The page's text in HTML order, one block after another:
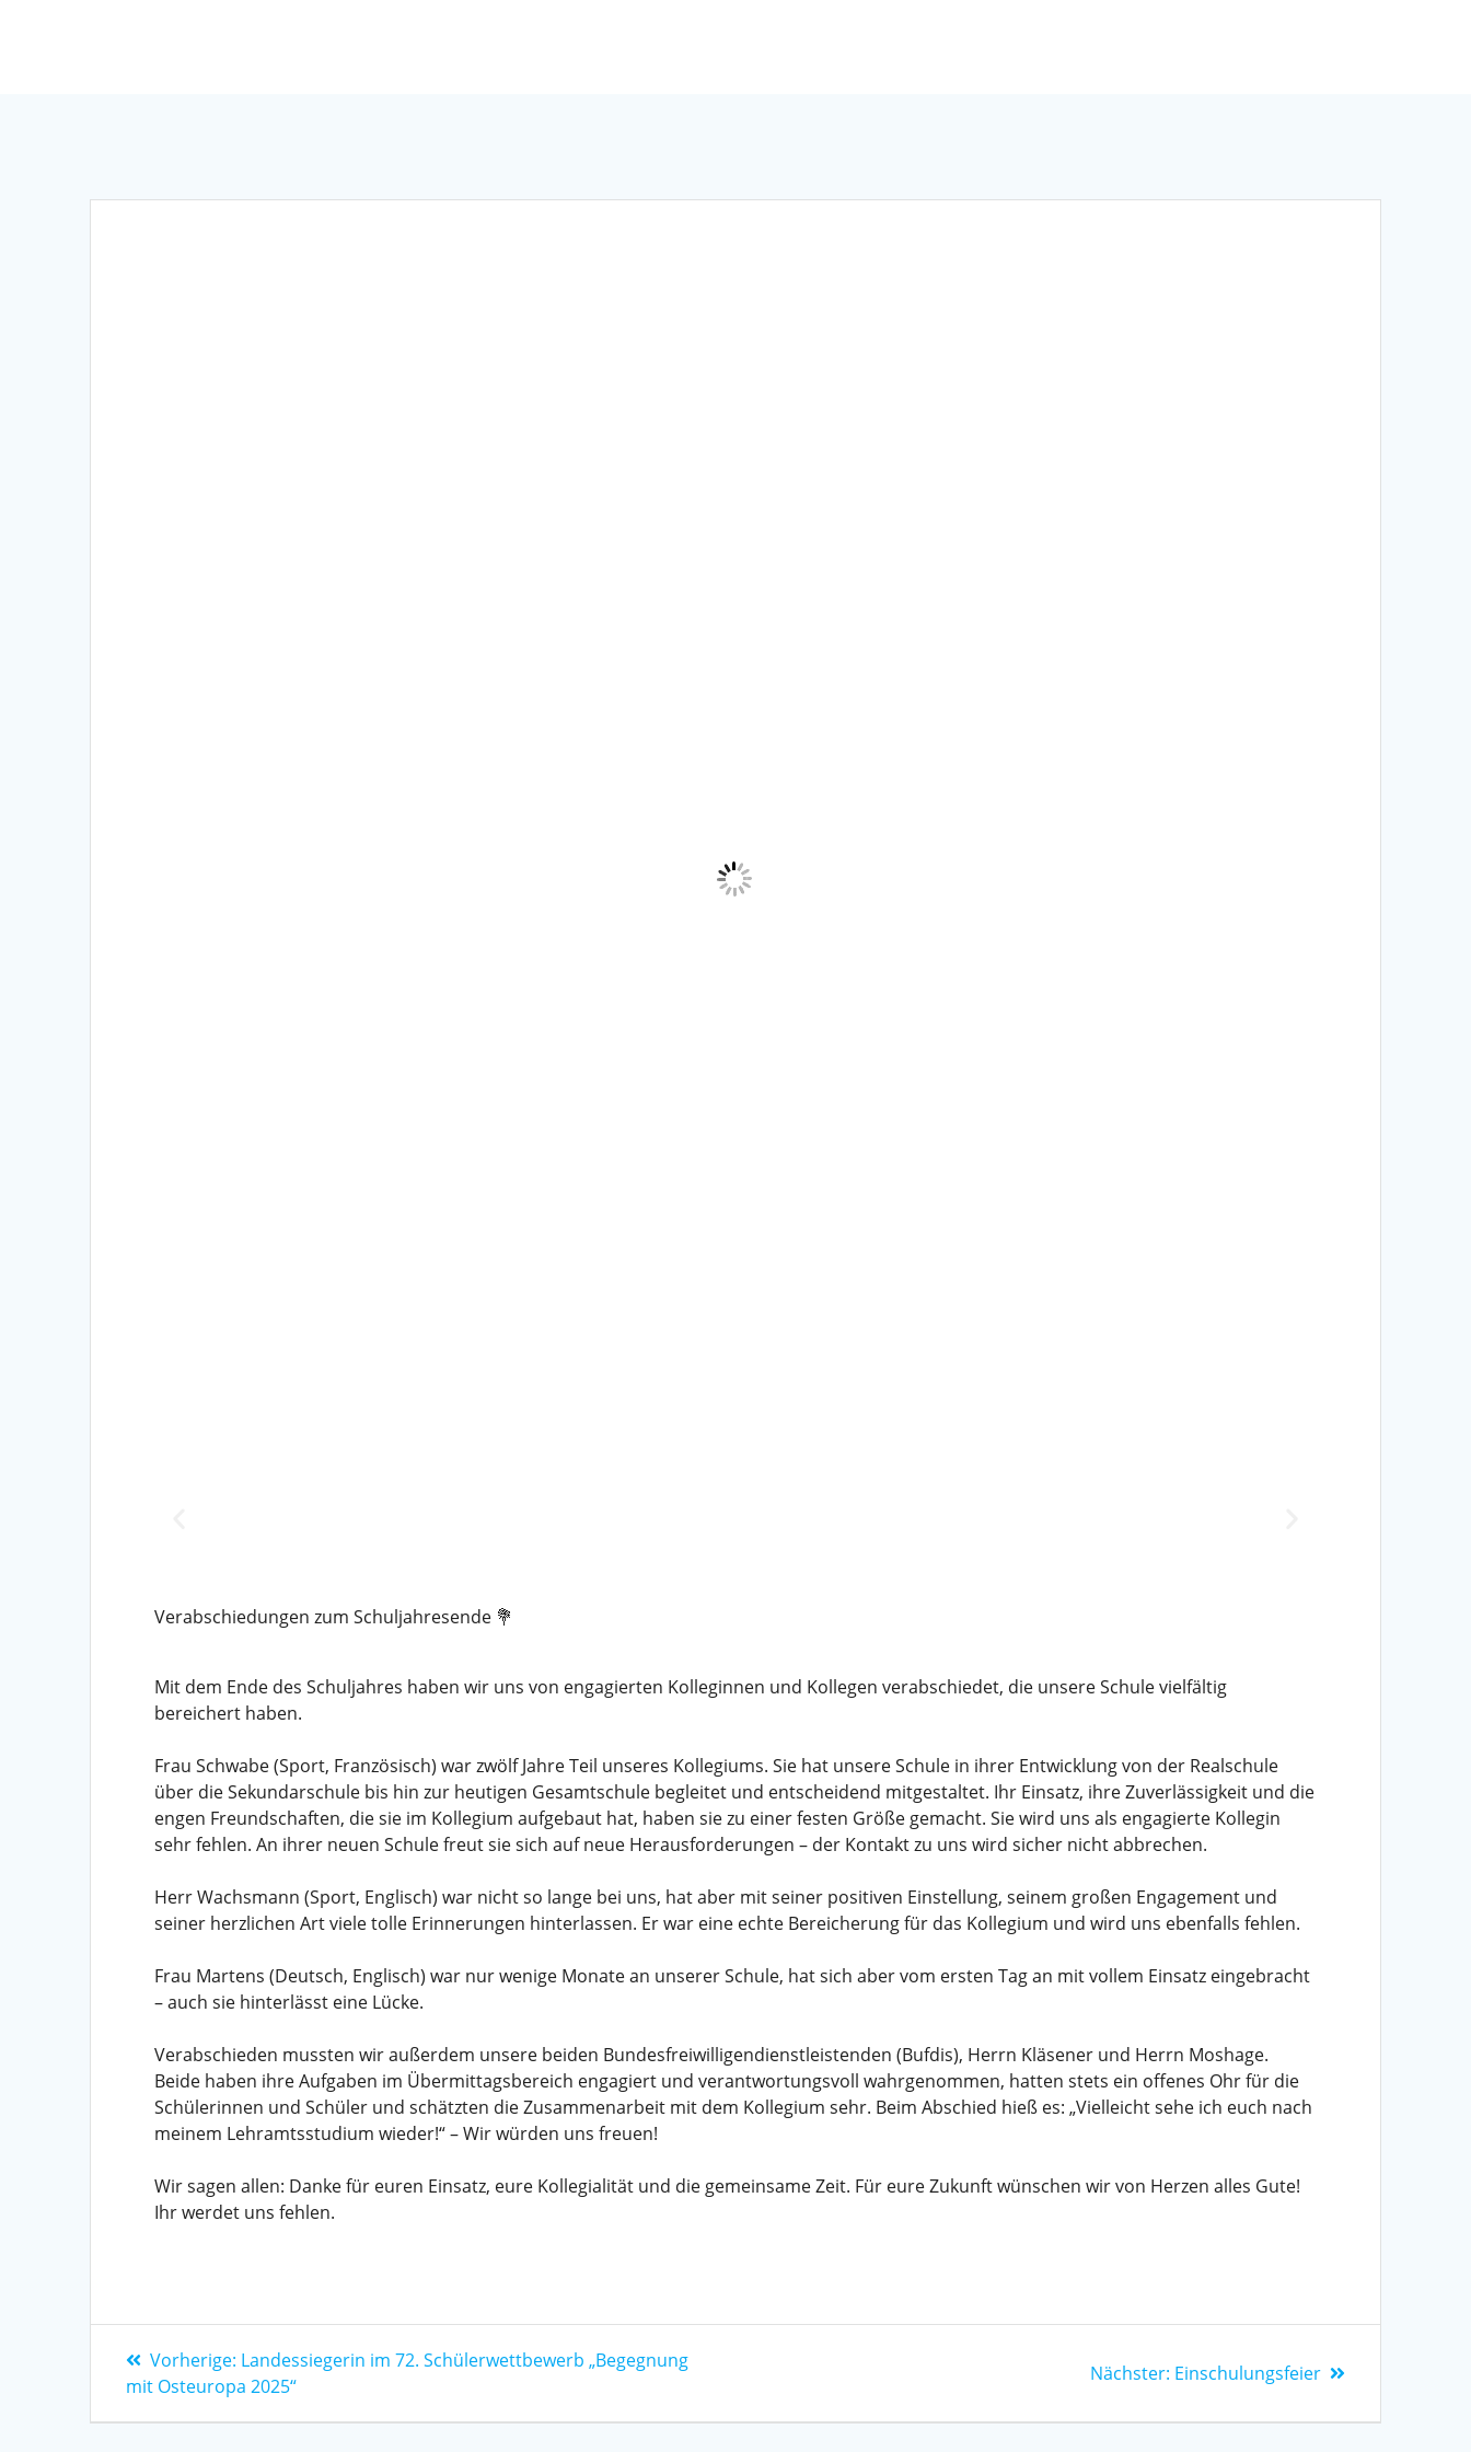
Verabschiedungen zum Schuljahresende 💐
Mit dem Ende des Schuljahres haben wir uns von engagierten Kolleginnen und Kollegen verabschiedet, die unsere Schule vielfältig
bereichert haben.
Frau Schwabe (Sport, Französisch) war zwölf Jahre Teil unseres Kollegiums. Sie hat unsere Schule in ihrer Entwicklung von der Realschule
über die Sekundarschule bis hin zur heutigen Gesamtschule begleitet und entscheidend mitgestaltet. Ihr Einsatz, ihre Zuverlässigkeit und die
engen Freundschaften, die sie im Kollegium aufgebaut hat, haben sie zu einer festen Größe gemacht. Sie wird uns als engagierte Kollegin
sehr fehlen. An ihrer neuen Schule freut sie sich auf neue Herausforderungen – der Kontakt zu uns wird sicher nicht abbrechen.
Herr Wachsmann (Sport, Englisch) war nicht so lange bei uns, hat aber mit seiner positiven Einstellung, seinem großen Engagement und
seiner herzlichen Art viele tolle Erinnerungen hinterlassen. Er war eine echte Bereicherung für das Kollegium und wird uns ebenfalls fehlen.
Frau Martens (Deutsch, Englisch) war nur wenige Monate an unserer Schule, hat sich aber vom ersten Tag an mit vollem Einsatz eingebracht
– auch sie hinterlässt eine Lücke.
Verabschieden mussten wir außerdem unsere beiden Bundesfreiwilligendienstleistenden (Bufdis), Herrn Kläsener und Herrn Moshage.
Beide haben ihre Aufgaben im Übermittagsbereich engagiert und verantwortungsvoll wahrgenommen, hatten stets ein offenes Ohr für die
Schülerinnen und Schüler und schätzten die Zusammenarbeit mit dem Kollegium sehr. Beim Abschied hieß es: „Vielleicht sehe ich euch nach
meinem Lehramtsstudium wieder!“ – Wir würden uns freuen!
Wir sagen allen: Danke für euren Einsatz, eure Kollegialität und die gemeinsame Zeit. Für eure Zukunft wünschen wir von Herzen alles Gute!
Ihr werdet uns fehlen.
Vorherige: Landessiegerin im 72. Schülerwettbewerb „Begegnung
mit Osteuropa 2025“
Nächster: Einschulungsfeier